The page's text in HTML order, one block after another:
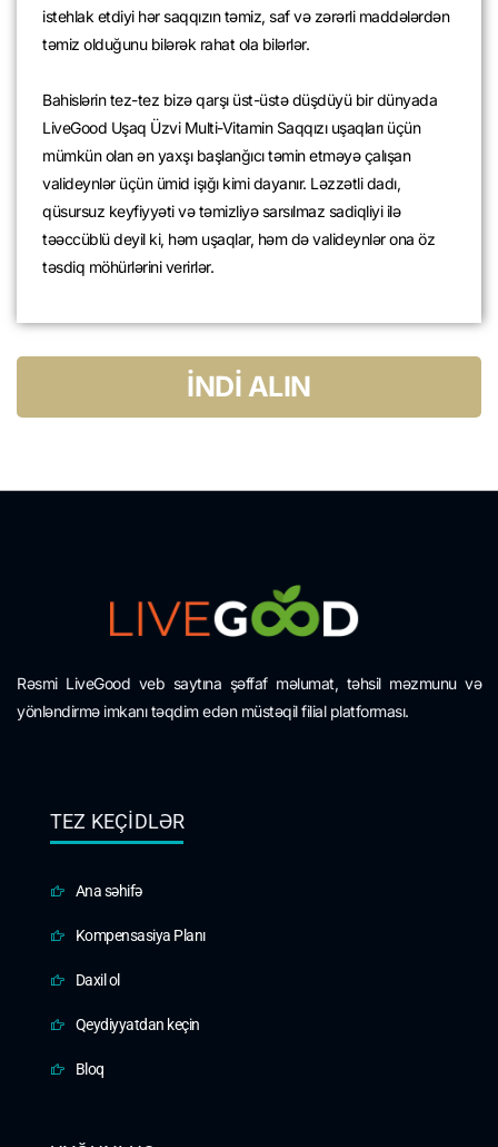
istehlak etdiyi hər saqqızın təmiz, saf və zərərli maddələrdən
təmiz olduğunu bilərək rahat ola bilərlər.
Bahislərin tez-tez bizə qarşı üst-üstə düşdüyü bir dünyada
LiveGood Uşaq Üzvi Multi-Vitamin Saqqızı uşaqları üçün
mümkün olan ən yaxşı başlanğıcı təmin etməyə çalışan
valideynlər üçün ümid işığı kimi dayanır. Ləzzətli dadı,
qüsursuz keyfiyyəti və təmizliyə sarsılmaz sadiqliyi ilə
təəccüblü deyil ki, həm uşaqlar, həm də valideynlər ona öz
təsdiq möhürlərini verirlər.
İNDİ ALIN
Rəsmi LiveGood veb saytına şəffaf məlumat, təhsil məzmunu və
yönləndirmə imkanı təqdim edən müstəqil filial platforması.
TEZ KEÇIDLƏR
Ana səhifə
Kompensasiya Planı
Daxil ol
Qeydiyyatdan keçin
Bloq